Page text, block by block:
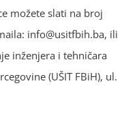
možete slati na broj
info@usitfbih.ba, ili
inženjera i tehničara
(UŠIT FBiH), ul.